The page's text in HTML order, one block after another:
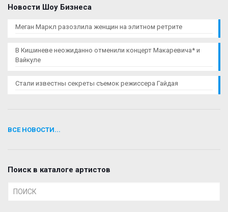
Новости Шоу Бизнеса
Меган Маркл разозлила женщин на элитном ретрите
В Кишиневе неожиданно отменили концерт Макаревича* и
Вайкуле
Стали известны секреты съемок режиссера Гайдая
ВСЕ НОВОСТИ...
Поиск в каталоге артистов